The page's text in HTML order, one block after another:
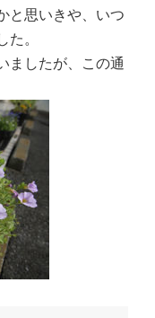
と思いきや、いつ
。
ましたが、この通